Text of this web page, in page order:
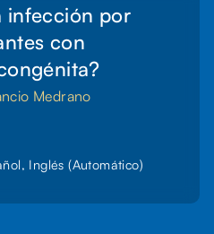
infección por
con
Medrano
Inglés (Automático)